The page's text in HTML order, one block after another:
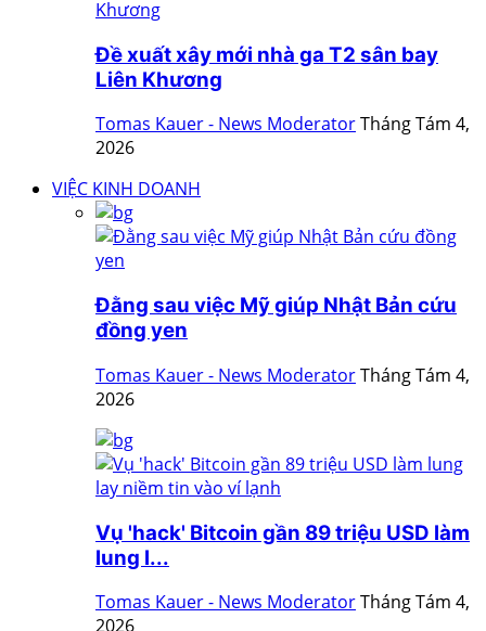
Đề xuất xây mới nhà ga T2 sân bay
Liên Khương
Tomas Kauer - News ModeratorTháng Tám 4,
2026
VIỆC KINH DOANH
Đằng sau việc Mỹ giúp Nhật Bản cứu
đồng yen
Tomas Kauer - News ModeratorTháng Tám 4,
2026
Vụ 'hack' Bitcoin gần 89 triệu USD làm
lung l...
Tomas Kauer - News ModeratorTháng Tám 4,
2026